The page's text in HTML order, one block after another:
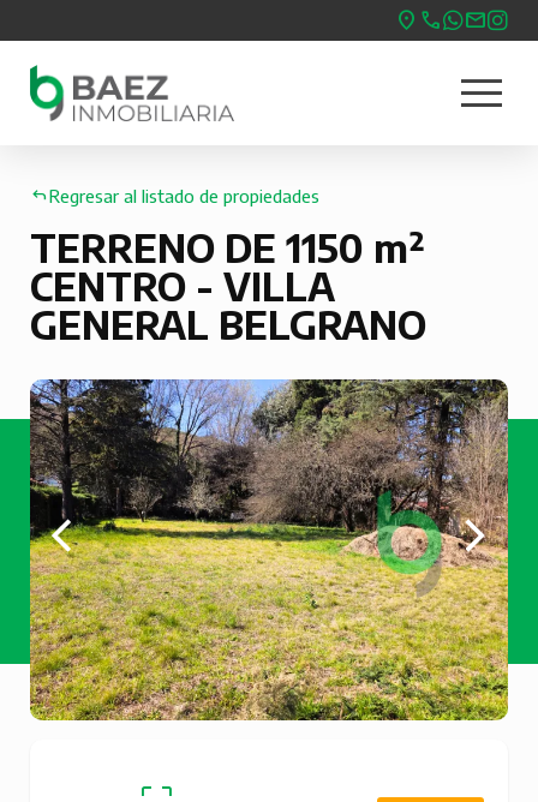
al
contenido
principal
menu
Regresar al listado de propiedades
TERRENO DE 1150 m²
CENTRO - VILLA
GENERAL BELGRANO